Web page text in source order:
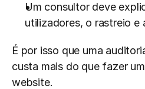
Um consultor deve
utilizadores, o rastreio e
É por isso que uma
custa mais do que fazer
website.